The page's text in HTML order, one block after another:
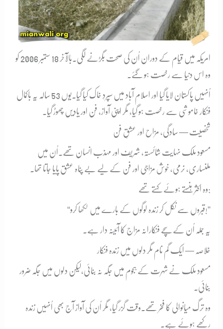
امریکہ میں قیام کے دوران اُن کی صحت بگڑنے لگی۔ بالآخر 18 ستمبر 2006 کو
وہ اس دنیا سے رخصت ہو گئے۔
اُنہیں پاکستان لایا گیا اور اسلام آباد میں سپردِ خاک کیا گیا۔ یوں 53 سالہ یہ باکمال
فنکار خاموشی سے رخصت ہو گیا، مگر اپنی آواز، فن اور یادیں چھوڑ گیا۔
شخصیت — سادگی، مزاح اور عشقِ فن
مسعود ملک نہایت شائستہ، شریف اور مہذب انسان تھے۔ اُن میں
ملنساری، نرمی، خوش مزاجی اور فن کے لیے بے پناہ عشق پایا جاتا تھا۔
وہ اکثر ہنستے ہوئے کہتے تھے:
“قبروں سے نکل کر زندہ لوگوں کے بارے میں لکھا کرو!”
یہ جملہ اُن کے سچے فنکارانہ مزاج کا آئینہ دار ہے۔
خلاصہ — ایک گم نام مگر دلوں میں زندہ فنکار
مسعود ملک نے شہرت کے ہجوم میں جگہ نہ بنائی،لیکن دلوں میں جگہ ضرور
بنائی۔
وہ ترگ میانوالی کا فخر تھے۔ وقت گزر گیا، مگر اُن کی آواز آج بھی اُنہیں زندہ
رکھے ہوئے ہے۔